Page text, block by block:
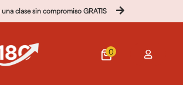
una clase sin compromiso GRATIS
0